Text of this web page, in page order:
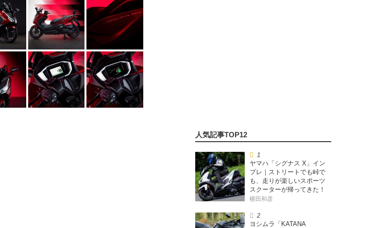
ヤマハ「シグナス X」イン
プレ｜ストリートでも峠で
も、走りが楽しいスポーツ
スクーターが帰ってきた！
横田和彦
ヨシムラ「KATANA